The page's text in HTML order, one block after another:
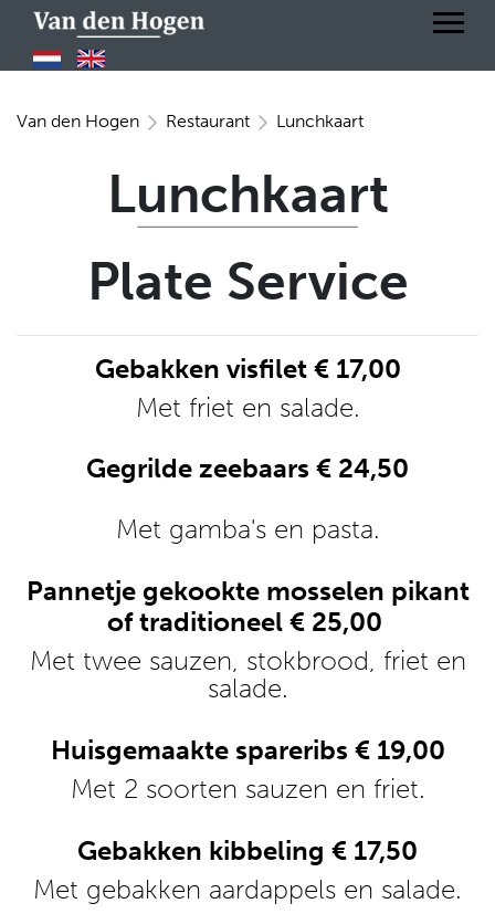
Van den Hogen Restaurant Lunchkaart
Lunchkaart
Plate Service
Gebakken visfilet € 17,00
Met friet en salade.
Gegrilde zeebaars € 24,50
Met gamba's en pasta.
Pannetje gekookte mosselen pikant
of traditioneel € 25,00
Met twee sauzen, stokbrood, friet en
salade.
Huisgemaakte spareribs € 19,00
Met 2 soorten sauzen en friet.
Gebakken kibbeling € 17,50
Met gebakken aardappels en salade.